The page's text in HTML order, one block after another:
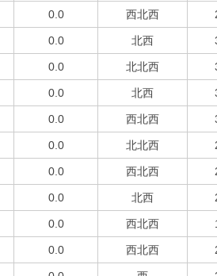
0.0 西北西
0.0 北西
0.0 北北西
0.0 北西
0.0 西北西
0.0 北北西
0.0 西北西
0.0 北西
0.0 西北西
0.0 西北西